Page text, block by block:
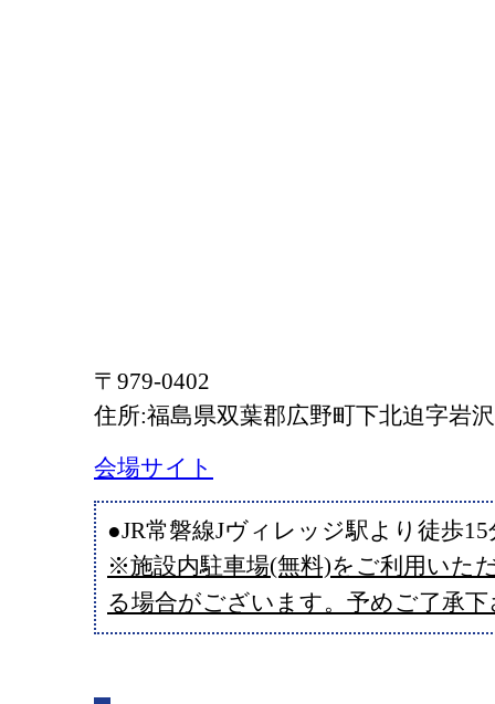
〒979-0402
住所:福島県双葉郡広野町下北迫字岩
会場サイト
●JR常磐線Jヴィレッジ駅より徒歩15
※施設内駐車場(無料)をご利用いた
る場合がございます。予めご了承下